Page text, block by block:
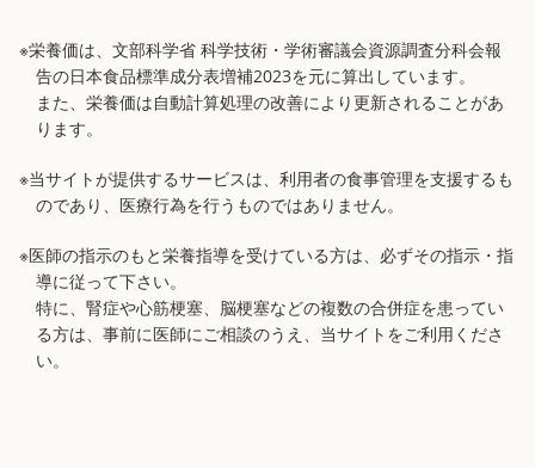
※栄養価は、文部科学省 科学技術・学術審議会資源調査分科会報
告の日本食品標準成分表増補2023を元に算出しています。
また、栄養価は自動計算処理の改善により更新されることがあ
ります。
※当サイトが提供するサービスは、利用者の食事管理を支援するも
のであり、医療行為を行うものではありません。
※医師の指示のもと栄養指導を受けている方は、必ずその指示・指
導に従って下さい。
特に、腎症や心筋梗塞、脳梗塞などの複数の合併症を患ってい
る方は、事前に医師にご相談のうえ、当サイトをご利用くださ
い。